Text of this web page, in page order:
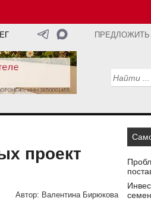
проект
Автор: Валентина Бирюкова